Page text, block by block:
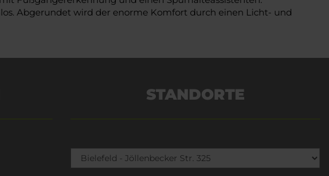
Abgerundet wird der enorme Komfort durch einen Licht- und
STANDORTE